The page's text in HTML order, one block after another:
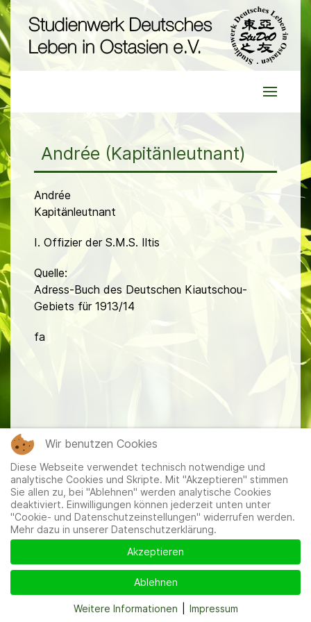
Andrée (Kapitänleutnant)
Andrée
Kapitänleutnant
I. Offizier der S.M.S. Iltis
Quelle:
Adress-Buch des Deutschen Kiautschou-
Gebiets für 1913/14
fa
Mitglieder| Impressum|Datenschutzerklärung
Wir benutzen Cookies
Diese Webseite verwendet technisch notwendige und
analytische Cookies und Skripte. Mit "Akzeptieren" stimmen
Sie allen zu, bei "Ablehnen" werden analytische Cookies
deaktiviert. Einwilligungen können jederzeit unten unter
"Cookie- und Datenschutzeinstellungen" widerrufen werden.
Mehr dazu in unserer Datenschutzerklärung.
Akzeptieren
Ablehnen
Weitere Informationen Impressum